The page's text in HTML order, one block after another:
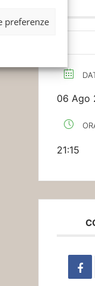
preferenze
06 Ago
21:15